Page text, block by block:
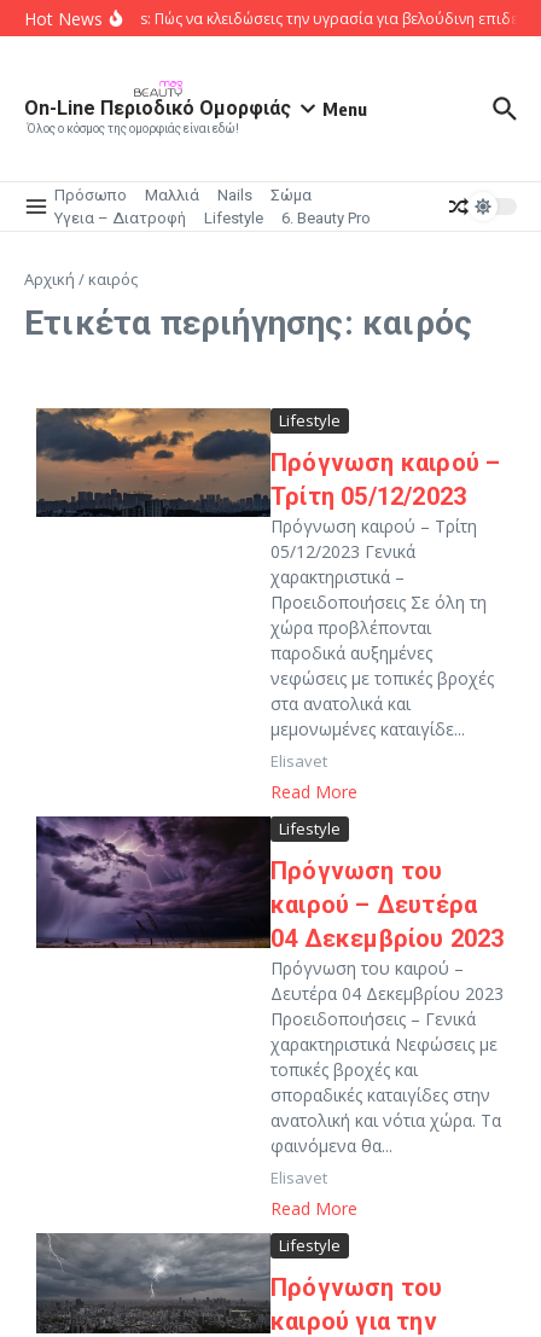
Μετάβαση στο περιεχόμενο
Hot NewsBody Oils: Πώς να κλειδώσεις την υγρασία για βελούδινη
On-Line Περιοδικό Ομορφιάς
Όλος ο κόσμος της ομορφιάς είναι εδώ!
Menu
Πρόσωπο Μαλλιά Nails
Σώμα
Υγεια – Διατροφή
Lifestyle 6. Beauty Pro
Αρχική / καιρός
Ετικέτα περιήγησης: καιρός
Lifestyle
Πρόγνωση καιρού –
Τρίτη 05/12/2023
Πρόγνωση καιρού – Τρίτη
05/12/2023 Γενικά
χαρακτηριστικά –
Προειδοποιήσεις Σε όλη τη
χώρα προβλέπονται
παροδικά αυξημένες
νεφώσεις με τοπικές βροχές
στα ανατολικά και
μεμονωμένες καταιγίδε...
Elisavet
Read More
Lifestyle
Πρόγνωση του
καιρού – Δευτέρα
04 Δεκεμβρίου 2023
Πρόγνωση του καιρού –
Δευτέρα 04 Δεκεμβρίου 2023
Προειδοποιήσεις – Γενικά
χαρακτηριστικά Νεφώσεις με
τοπικές βροχές και
σποραδικές καταιγίδες στην
ανατολική και νότια χώρα. Τα
φαινόμενα θα...
Elisavet
Read More
Lifestyle
Πρόγνωση του
καιρού για την